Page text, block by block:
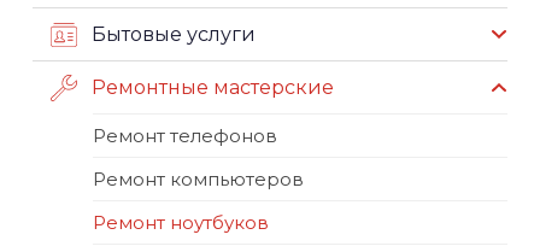
Бытовые услуги
Ремонтные мастерские
Ремонт телефонов
Ремонт компьютеров
Ремонт ноутбуков